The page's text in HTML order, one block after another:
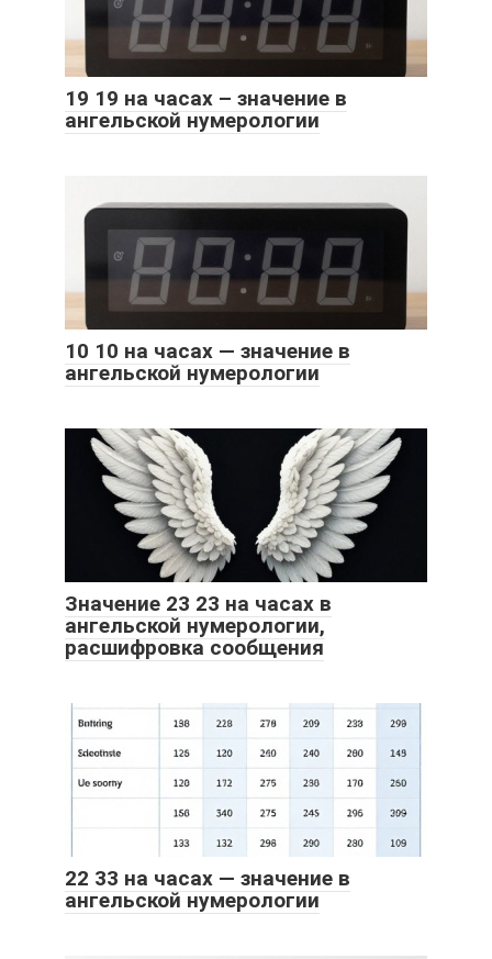
19 19 на часах – значение в
ангельской нумерологии
10 10 на часах — значение в
ангельской нумерологии
Значение 23 23 на часах в
ангельской нумерологии,
расшифровка сообщения
22 33 на часах — значение в
ангельской нумерологии